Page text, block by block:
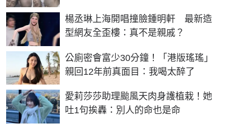
楊丞琳上海開唱撞臉鍾明軒 最新造
型網友全歪樓：真不是親戚？
公廁密會富少30分鐘！「港版瑤瑤」
親回12年前真面目：我喝太醉了
愛莉莎莎助理颱風天肉身護植栽！她
吐1句挨轟：別人的命也是命